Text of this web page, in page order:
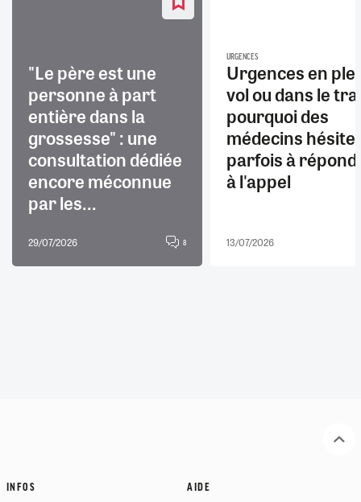
"Le père est une
personne à part
entière dans la
grossesse" : une
consultation dédiée
encore méconnue
par les...
29/07/2026 8
URGENCES
Urgences en
vol ou dans le
pourquoi des
médecins
parfois à
à l'appel
13/07/2026
INFOS AIDE